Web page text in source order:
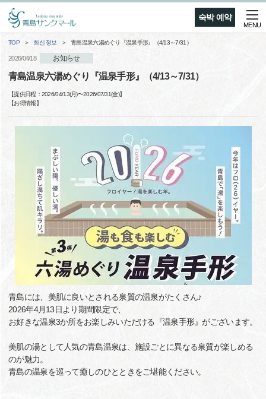
숙박 예약
MENU
TOP 최신 정보 青島温泉六湯めぐり『温泉手形』（4/13～7/31）
2026/04/18 お知らせ
青島温泉六湯めぐり『温泉手形』（4/13～7/31）
【提供日程： 2026/04/13(月)〜2026/07/31(金)】
【お得情報】
青島には、美肌に良いとされる泉質の温泉がたくさん♪
2026年4月13日より期間限定で、
お好きな温泉3か所をお楽しみいただける『温泉手形』がございます。
美肌の湯として人気の青島温泉は、施設ごとに異なる泉質が楽しめる
のが魅力。
青島の温泉を巡って癒しのひとときをご堪能ください。